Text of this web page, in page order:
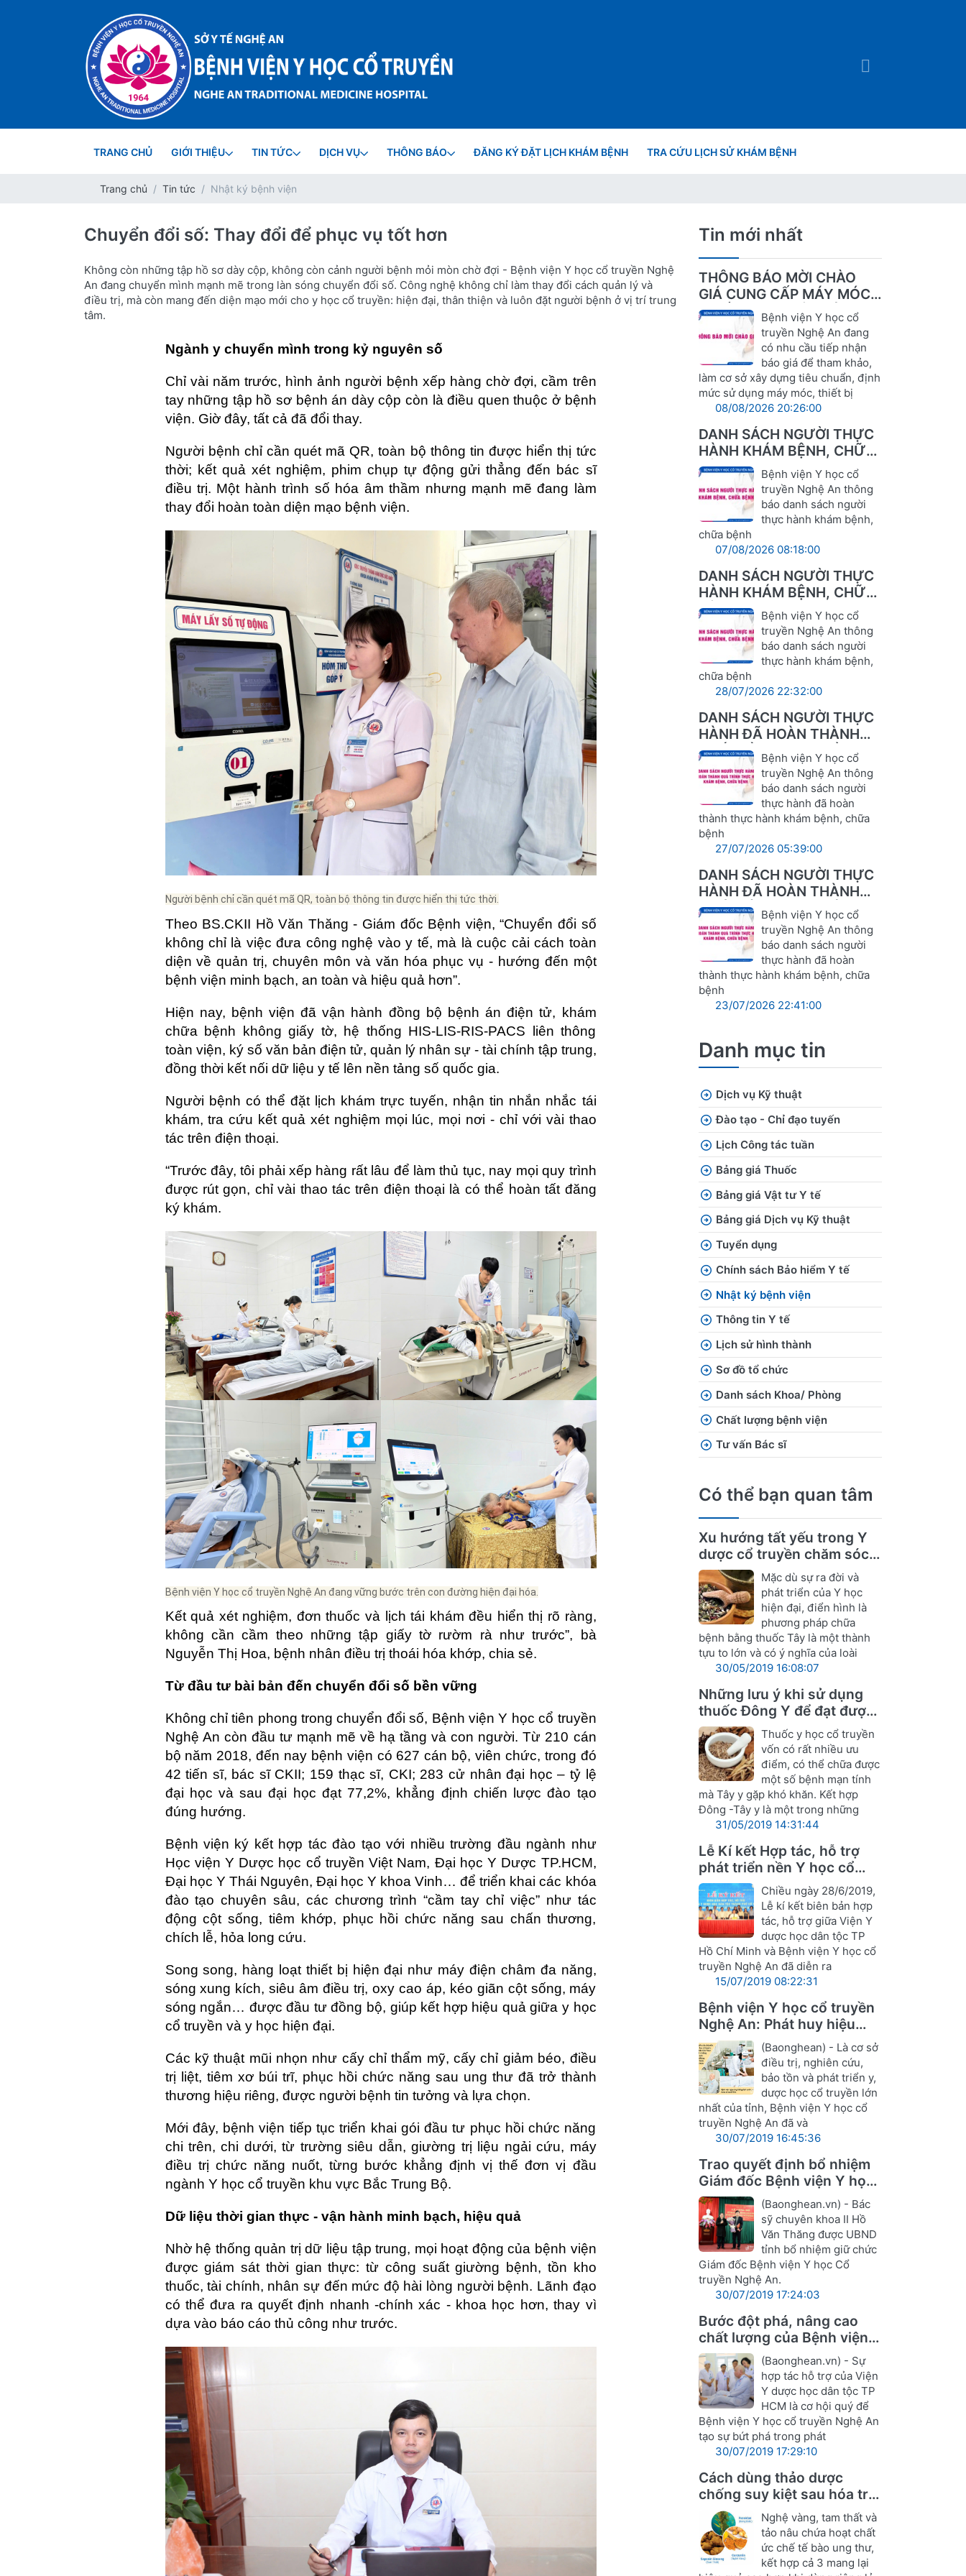
TRANG CHỦ GIỚI THIỆU TIN TỨC DỊCH VỤ THÔNG BÁO ĐĂNG KÝ ĐẶT LỊCH KHÁM BỆNH TRA CỨU LỊCH SỬ KHÁM BỆNH
Trang chủ Tin tức Nhật ký bệnh viện
Chuyển đổi số: Thay đổi để phục vụ tốt hơn
Không còn những tập hồ sơ dày cộp, không còn cảnh người bệnh mỏi mòn chờ đợi - Bệnh viện Y học cổ truyền Nghệ
An đang chuyển mình mạnh mẽ trong làn sóng chuyển đổi số. Công nghệ không chỉ làm thay đổi cách quản lý và
điều trị, mà còn mang đến diện mạo mới cho y học cổ truyền: hiện đại, thân thiện và luôn đặt người bệnh ở vị trí trung
tâm.
Ngành y chuyển mình trong kỷ nguyên số
Chỉ vài năm trước, hình ảnh người bệnh xếp hàng chờ đợi, cầm trên
tay những tập hồ sơ bệnh án dày cộp còn là điều quen thuộc ở bệnh
viện. Giờ đây, tất cả đã đổi thay.
Người bệnh chỉ cần quét mã QR, toàn bộ thông tin được hiển thị tức
thời; kết quả xét nghiệm, phim chụp tự động gửi thẳng đến bác sĩ
điều trị. Một hành trình số hóa âm thầm nhưng mạnh mẽ đang làm
thay đổi hoàn toàn diện mạo bệnh viện.
Người bệnh chỉ cần quét mã QR, toàn bộ thông tin được hiển thị tức thời.
Theo BS.CKII Hồ Văn Thăng - Giám đốc Bệnh viện, “Chuyển đổi số
không chỉ là việc đưa công nghệ vào y tế, mà là cuộc cải cách toàn
diện về quản trị, chuyên môn và văn hóa phục vụ - hướng đến một
bệnh viện minh bạch, an toàn và hiệu quả hơn”.
Hiện nay, bệnh viện đã vận hành đồng bộ bệnh án điện tử, khám
chữa bệnh không giấy tờ, hệ thống HIS-LIS-RIS-PACS liên thông
toàn viện, ký số văn bản điện tử, quản lý nhân sự - tài chính tập trung,
đồng thời kết nối dữ liệu y tế lên nền tảng số quốc gia.
Người bệnh có thể đặt lịch khám trực tuyến, nhận tin nhắn nhắc tái
khám, tra cứu kết quả xét nghiệm mọi lúc, mọi nơi - chỉ với vài thao
tác trên điện thoại.
“Trước đây, tôi phải xếp hàng rất lâu để làm thủ tục, nay mọi quy trình
được rút gọn, chỉ vài thao tác trên điện thoại là có thể hoàn tất đăng
ký khám.
Bệnh viện Y học cổ truyền Nghệ An đang vững bước trên con đường hiện đại hóa.
Kết quả xét nghiệm, đơn thuốc và lịch tái khám đều hiển thị rõ ràng,
không cần cầm theo những tập giấy tờ rườm rà như trước”, bà
Nguyễn Thị Hoa, bệnh nhân điều trị thoái hóa khớp, chia sẻ.
Từ đầu tư bài bản đến chuyển đổi số bền vững
Không chỉ tiên phong trong chuyển đổi số, Bệnh viện Y học cổ truyền
Nghệ An còn đầu tư mạnh mẽ về hạ tầng và con người. Từ 210 cán
bộ năm 2018, đến nay bệnh viện có 627 cán bộ, viên chức, trong đó
42 tiến sĩ, bác sĩ CKII; 159 thạc sĩ, CKI; 283 cử nhân đại học – tỷ lệ
đại học và sau đại học đạt 77,2%, khẳng định chiến lược đào tạo
đúng hướng.
Bệnh viện ký kết hợp tác đào tạo với nhiều trường đầu ngành như
Học viện Y Dược học cổ truyền Việt Nam, Đại học Y Dược TP.HCM,
Đại học Y Thái Nguyên, Đại học Y khoa Vinh… để triển khai các khóa
đào tạo chuyên sâu, các chương trình “cầm tay chỉ việc” như tác
động cột sống, tiêm khớp, phục hồi chức năng sau chấn thương,
chích lễ, hỏa long cứu.
Song song, hàng loạt thiết bị hiện đại như máy điện châm đa năng,
sóng xung kích, siêu âm điều trị, oxy cao áp, kéo giãn cột sống, máy
sóng ngắn… được đầu tư đồng bộ, giúp kết hợp hiệu quả giữa y học
cổ truyền và y học hiện đại.
Các kỹ thuật mũi nhọn như cấy chỉ thẩm mỹ, cấy chỉ giảm béo, điều
trị liệt, tiêm xơ búi trĩ, phục hồi chức năng sau ung thư đã trở thành
thương hiệu riêng, được người bệnh tin tưởng và lựa chọn.
Mới đây, bệnh viện tiếp tục triển khai gói đầu tư phục hồi chức năng
chi trên, chi dưới, từ trường siêu dẫn, giường trị liệu ngải cứu, máy
điều trị chức năng nuốt, từng bước khẳng định vị thế đơn vị đầu
ngành Y học cổ truyền khu vực Bắc Trung Bộ.
Dữ liệu thời gian thực - vận hành minh bạch, hiệu quả
Nhờ hệ thống quản trị dữ liệu tập trung, mọi hoạt động của bệnh viện
được giám sát thời gian thực: từ công suất giường bệnh, tồn kho
thuốc, tài chính, nhân sự đến mức độ hài lòng người bệnh. Lãnh đạo
có thể đưa ra quyết định nhanh -chính xác - khoa học hơn, thay vì
dựa vào báo cáo thủ công như trước.
Tin mới nhất
THÔNG BÁO MỜI CHÀO
GIÁ CUNG CẤP MÁY MÓC,
THIẾT BỊ CHUYÊN DÙNG
LĨNH VỰC Y TẾ
Bệnh viện Y học cổ
truyền Nghệ An đang
có nhu cầu tiếp nhận
báo giá để tham khảo,
làm cơ sở xây dựng tiêu chuẩn, định
mức sử dụng máy móc, thiết bị
08/08/2026 20:26:00
DANH SÁCH NGƯỜI THỰC
HÀNH KHÁM BỆNH, CHỮA
BỆNH
Bệnh viện Y học cổ
truyền Nghệ An thông
báo danh sách người
thực hành khám bệnh,
chữa bệnh
07/08/2026 08:18:00
DANH SÁCH NGƯỜI THỰC
HÀNH KHÁM BỆNH, CHỮA
BỆNH
Bệnh viện Y học cổ
truyền Nghệ An thông
báo danh sách người
thực hành khám bệnh,
chữa bệnh
28/07/2026 22:32:00
DANH SÁCH NGƯỜI THỰC
HÀNH ĐÃ HOÀN THÀNH
QUÁ TRÌNH THỰC HÀNH
KHÁM BỆNH, CHỮA BỆNH
Bệnh viện Y học cổ
truyền Nghệ An thông
báo danh sách người
thực hành đã hoàn
thành thực hành khám bệnh, chữa
bệnh
27/07/2026 05:39:00
DANH SÁCH NGƯỜI THỰC
HÀNH ĐÃ HOÀN THÀNH
QUÁ TRÌNH THỰC HÀNH
KHÁM BỆNH, CHỮA BỆNH
Bệnh viện Y học cổ
truyền Nghệ An thông
báo danh sách người
thực hành đã hoàn
thành thực hành khám bệnh, chữa
bệnh
23/07/2026 22:41:00
Danh mục tin
Dịch vụ Kỹ thuật
Đào tạo - Chỉ đạo tuyến
Lịch Công tác tuần
Bảng giá Thuốc
Bảng giá Vật tư Y tế
Bảng giá Dịch vụ Kỹ thuật
Tuyển dụng
Chính sách Bảo hiểm Y tế
Nhật ký bệnh viện
Thông tin Y tế
Lịch sử hình thành
Sơ đồ tổ chức
Danh sách Khoa/ Phòng
Chất lượng bệnh viện
Tư vấn Bác sĩ
Có thể bạn quan tâm
Xu hướng tất yếu trong Y
dược cổ truyền chăm sóc
sức khỏe Mặc dù sự ra đời và
phát triển của Y học
hiện đại, điển hình là
phương pháp chữa
bệnh bằng thuốc Tây là một thành
tựu to lớn và có ý nghĩa của loài
30/05/2019 16:08:07
Những lưu ý khi sử dụng
thuốc Đông Y để đạt được
hiệu quả tốt nhấtThuốc y học cổ truyền
vốn có rất nhiều ưu
điểm, có thể chữa được
một số bệnh mạn tính
mà Tây y gặp khó khăn. Kết hợp
Đông -Tây y là một trong những
31/05/2019 14:31:44
Lễ Kí kết Hợp tác, hỗ trợ
phát triển nền Y học cổ
truyền Nghệ AnChiều ngày 28/6/2019,
Lễ kí kết biên bản hợp
tác, hỗ trợ giữa Viện Y
dược học dân tộc TP
Hồ Chí Minh và Bệnh viện Y học cổ
truyền Nghệ An đã diễn ra
15/07/2019 08:22:31
Bệnh viện Y học cổ truyền
Nghệ An: Phát huy hiệu
quả Đông y trong điều trị
(Baonghean) - Là cơ sở
điều trị, nghiên cứu,
bảo tồn và phát triển y,
dược học cổ truyền lớn
nhất của tỉnh, Bệnh viện Y học cổ
truyền Nghệ An đã và
30/07/2019 16:45:36
Trao quyết định bổ nhiệm
Giám đốc Bệnh viện Y học
cổ truyền Nghệ An
(Baonghean.vn) - Bác
sỹ chuyên khoa II Hồ
Văn Thăng được UBND
tỉnh bổ nhiệm giữ chức
Giám đốc Bệnh viện Y học Cổ
truyền Nghệ An.
30/07/2019 17:24:03
Bước đột phá, nâng cao
chất lượng của Bệnh viện Y
học cổ truyền Nghệ An
(Baonghean.vn) - Sự
hợp tác hỗ trợ của Viện
Y dược học dân tộc TP
HCM là cơ hội quý để
Bệnh viện Y học cổ truyền Nghệ An
tạo sự bứt phá trong phát
30/07/2019 17:29:10
Cách dùng thảo dược
chống suy kiệt sau hóa trị,
xạ ung thưNghệ vàng, tam thất và
tảo nâu chứa hoạt chất
ức chế tế bào ung thư,
kết hợp cả 3 mang lại